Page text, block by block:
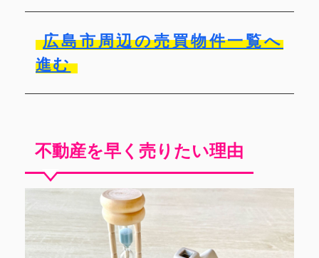
広島市周辺の売買物件一覧へ
進む
不動産を早く売りたい理由